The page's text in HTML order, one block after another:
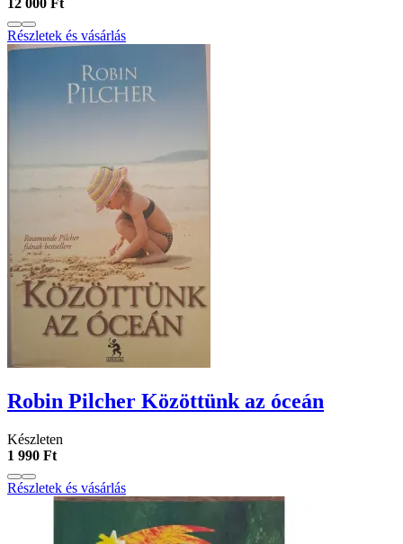
12 000 Ft
Részletek és vásárlás
Robin Pilcher Közöttünk ​az óceán
Készleten
1 990 Ft
Részletek és vásárlás